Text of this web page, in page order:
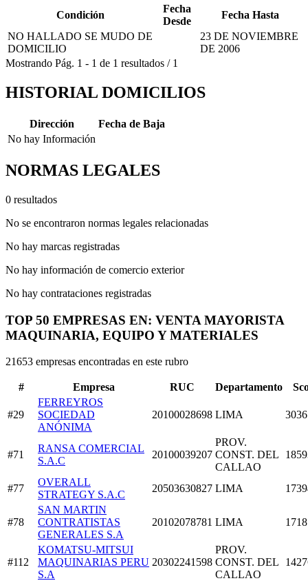
Condición
Fecha
Desde
Fecha Hasta
NO HALLADO SE MUDO DE
DOMICILIO
23 DE NOVIEMBRE
DE 2006
Mostrando Pág. 1 - 1 de 1 resultados / 1
HISTORIAL DOMICILIOS
Dirección
Fecha de Baja
No hay Información
NORMAS LEGALES
0 resultados
No se encontraron normas legales relacionadas
No hay marcas registradas
No hay información de comercio exterior
No hay contrataciones registradas
TOP 50 EMPRESAS EN: VENTA MAYORISTA
MAQUINARIA, EQUIPO Y MATERIALES
21653 empresas encontradas en este rubro
# Empresa RUC Departamento
#29
FERREYROS
SOCIEDAD
ANÓNIMA
20100028698 LIMA
#71
RANSA COMERCIAL
S.A.C
20100039207
PROV.
CONST. DEL
CALLAO
#77
OVERALL
STRATEGY S.A.C
20503630827 LIMA
#78
SAN MARTIN
CONTRATISTAS
GENERALES S.A
20102078781 LIMA
#112
KOMATSU-MITSUI
MAQUINARIAS PERU
S.A
20302241598
PROV.
CONST. DEL
CALLAO